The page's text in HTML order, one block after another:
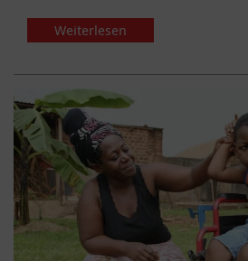
Weiterlesen